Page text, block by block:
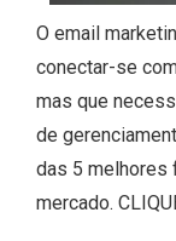
O email
conectar-se
mas que
de
das 5 melhores
mercado.